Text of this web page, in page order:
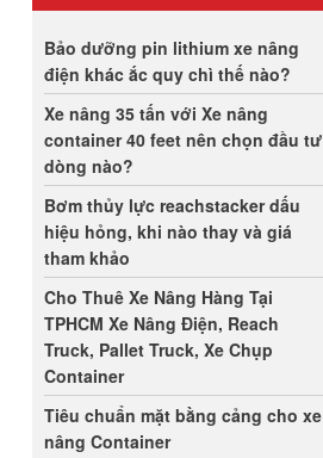
Bảo dưỡng pin lithium xe nâng
điện khác ắc quy chì thế nào?
Xe nâng 35 tấn với Xe nâng
container 40 feet nên chọn đầu tư
dòng nào?
Bơm thủy lực reachstacker dấu
hiệu hỏng, khi nào thay và giá
tham khảo
Cho Thuê Xe Nâng Hàng Tại
TPHCM Xe Nâng Điện, Reach
Truck, Pallet Truck, Xe Chụp
Container
Tiêu chuẩn mặt bằng cảng cho xe
nâng Container